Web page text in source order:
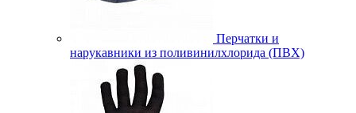
Перчатки и
нарукавники из поливинилхлорида (ПВХ)